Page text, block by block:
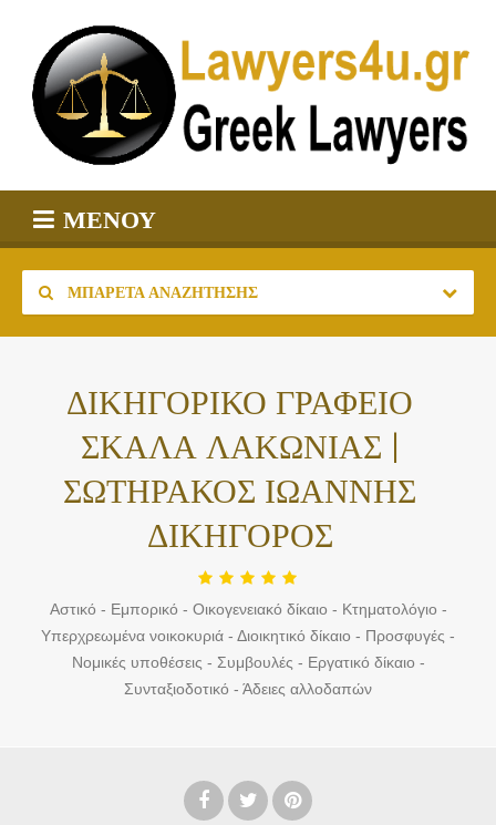
ΜΕΝΟΎ
ΜΠΑΡΈΤΑ ΑΝΑΖΉΤΗΣΗΣ
ΔΙΚΗΓΟΡΙΚΟ ΓΡΑΦΕΙΟ
ΣΚΑΛΑ ΛΑΚΩΝΙΑΣ |
ΣΩΤΗΡΑΚΟΣ ΙΩΑΝΝΗΣ
ΔΙΚΗΓΟΡΟΣ
Αστικό - Εμπορικό - Οικογενειακό δίκαιο - Κτηματολόγιο -
Υπερχρεωμένα νοικοκυριά - Διοικητικό δίκαιο - Προσφυγές -
Νομικές υποθέσεις - Συμβουλές - Εργατικό δίκαιο -
Συνταξιοδοτικό - Άδειες αλλοδαπών